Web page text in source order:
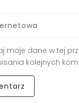
moje dane w tej
kolejnych